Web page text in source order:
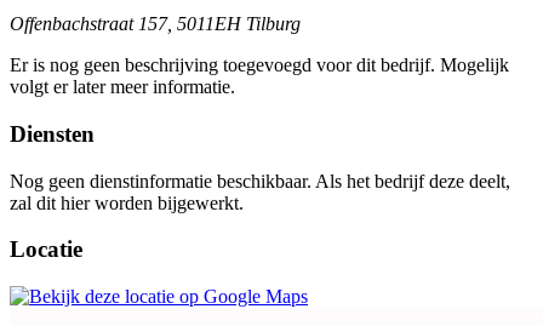
Offenbachstraat 157, 5011EH Tilburg
Er is nog geen beschrijving toegevoegd voor dit bedrijf. Mogelijk
volgt er later meer informatie.
Diensten
Nog geen dienstinformatie beschikbaar. Als het bedrijf deze deelt,
zal dit hier worden bijgewerkt.
Locatie